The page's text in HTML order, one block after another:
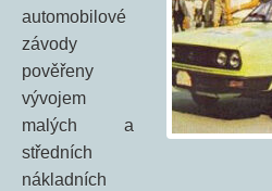
automobilové
závody
pověřeny
vývojem
malých a
středních
nákladních